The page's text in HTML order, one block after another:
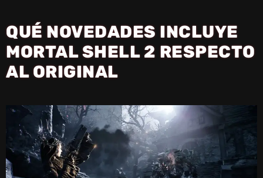
QUÉ NOVEDADES INCLUYE
MORTAL SHELL 2 RESPECTO
AL ORIGINAL